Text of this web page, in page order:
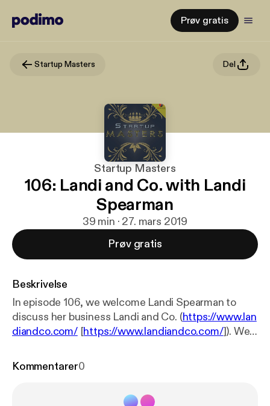
Prøv gratis
Startup Masters Del
Startup Masters
106: Landi and Co. with Landi
Spearman
39 min · 27. mars 2019
Prøv gratis
Beskrivelse
In episode 106, we welcome Landi Spearman to
discuss her business Landi and Co. (https://www.lan
diandco.com/[https://www.landiandco.com/]). We
service for your customers. We also breakdown how
Kommentarer0